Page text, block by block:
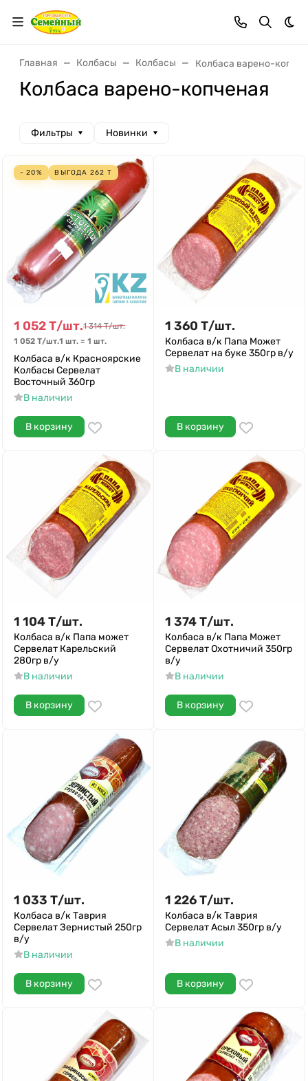
Главная Колбасы Колбасы Колбаса варено-
Колбаса варено-копченая
Фильтры Новинки
- 20% ВЫГОДА 262 Т
1 052Т/шт.1 314 Т/шт.
1 052 Т/шт.1 шт. = 1 шт.
Колбаса в/к Красноярские
Колбасы Сервелат
Восточный 360гр
В наличии
В корзину
1 360 Т/шт.
Колбаса в/к Папа Может
Сервелат на буке 350гр в/у
В наличии
В корзину
1 104Т/шт.
Колбаса в/к Папа может
Сервелат Карельский
280гр в/у
В наличии
В корзину
1 374Т/шт.
Колбаса в/к Папа Может
Сервелат Охотничий 350гр
в/у
В наличии
В корзину
1 033 Т/шт.
Колбаса в/к Таврия
Сервелат Зернистый 250гр
в/у
В наличии
В корзину
1 226Т/шт.
Колбаса в/к Таврия
Сервелат Асыл 350гр в/у
В наличии
В корзину